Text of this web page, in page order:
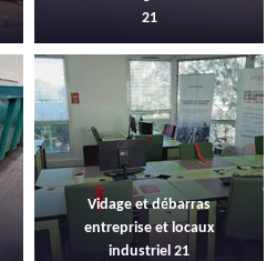
21
Vidage et débarras
entreprise et locaux
industriel 21